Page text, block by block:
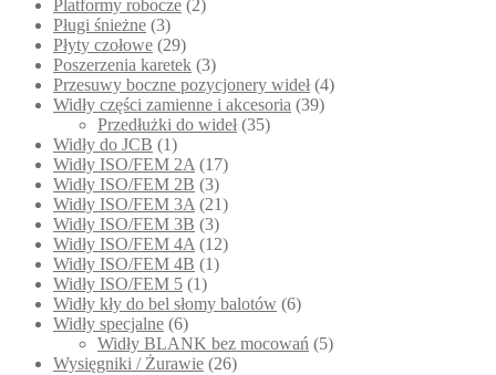
Platformy robocze (2)
Pługi śnieżne (3)
Płyty czołowe (29)
Poszerzenia karetek (3)
Przesuwy boczne pozycjonery wideł (4)
Widły części zamienne i akcesoria (39)
Przedłużki do wideł (35)
Widły do JCB (1)
Widły ISO/FEM 2A (17)
Widły ISO/FEM 2B (3)
Widły ISO/FEM 3A (21)
Widły ISO/FEM 3B (3)
Widły ISO/FEM 4A (12)
Widły ISO/FEM 4B (1)
Widły ISO/FEM 5 (1)
Widły kły do bel słomy balotów (6)
Widły specjalne (6)
Widły BLANK bez mocowań (5)
Wysięgniki / Żurawie (26)